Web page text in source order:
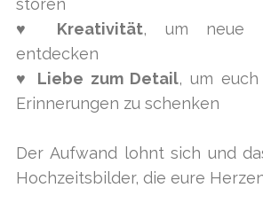
♥ Kreativität, um neue
entdecken
♥ Liebe zum Detail, um euch
Erinnerungen zu schenken
Der Aufwand lohnt sich und
Hochzeitsbilder, die eure